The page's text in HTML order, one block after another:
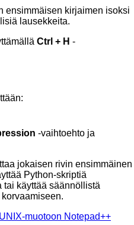
ensimmäisen kirjaimen isoksi
lausekkeita.
Ctrl + H -
-vaihtoehto ja
jokaisen rivin ensimmäinen
Python-skriptiä
käyttää säännöllistä
muotoon Notepad++